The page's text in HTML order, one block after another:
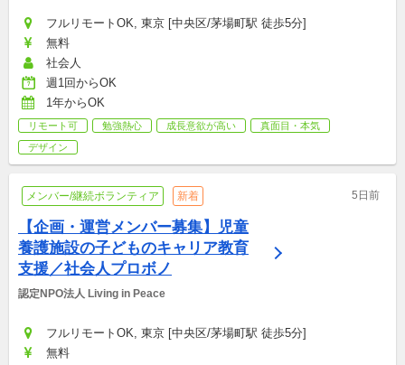
フルリモートOK, 東京 [中央区/茅場町駅 徒歩5分]
無料
社会人
週1回からOK
1年からOK
リモート可 勉強熱心 成長意欲が高い
真面目・本気
デザイン
メンバー/継続ボランティア 新着 5日前
【企画・運営メンバー募集】児童
養護施設の子どものキャリア教育
支援／社会人プロボノ
認定NPO法人 Living in Peace
フルリモートOK, 東京 [中央区/茅場町駅 徒歩5分]
無料